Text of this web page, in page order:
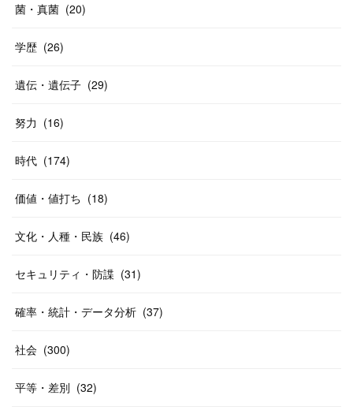
菌・真菌 (20)
学歴 (26)
遺伝・遺伝子 (29)
努力 (16)
時代 (174)
価値・値打ち (18)
文化・人種・民族 (46)
セキュリティ・防諜 (31)
確率・統計・データ分析 (37)
社会 (300)
平等・差別 (32)